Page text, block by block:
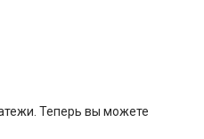
Теперь вы можете